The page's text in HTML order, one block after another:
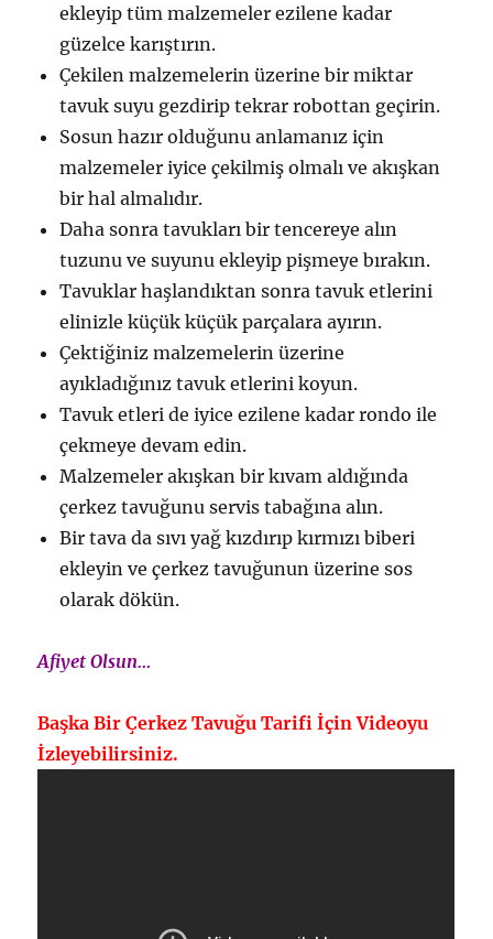
ekleyip tüm malzemeler ezilene kadar
güzelce karıştırın.
Çekilen malzemelerin üzerine bir miktar
tavuk suyu gezdirip tekrar robottan geçirin.
Sosun hazır olduğunu anlamanız için
malzemeler iyice çekilmiş olmalı ve akışkan
bir hal almalıdır.
Daha sonra tavukları bir tencereye alın
tuzunu ve suyunu ekleyip pişmeye bırakın.
Tavuklar haşlandıktan sonra tavuk etlerini
elinizle küçük küçük parçalara ayırın.
Çektiğiniz malzemelerin üzerine
ayıkladığınız tavuk etlerini koyun.
Tavuk etleri de iyice ezilene kadar rondo ile
çekmeye devam edin.
Malzemeler akışkan bir kıvam aldığında
çerkez tavuğunu servis tabağına alın.
Bir tava da sıvı yağ kızdırıp kırmızı biberi
ekleyin ve çerkez tavuğunun üzerine sos
olarak dökün.
Afiyet Olsun…
Başka Bir Çerkez Tavuğu Tarifi İçin Videoyu
İzleyebilirsiniz.